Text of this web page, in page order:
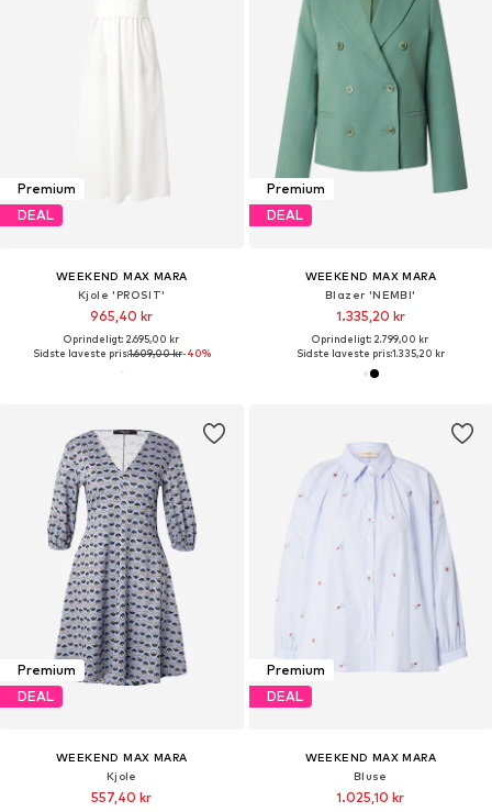
Premium
DEAL
WEEKEND MAX MARA
Kjole 'PROSIT'
965,40 kr
Oprindeligt: 2.695,00 kr
Sidste laveste pris:1.609,00 kr-40%
Premium
DEAL
WEEKEND MAX MARA
Blazer 'NEMBI'
1.335,20 kr
Oprindeligt: 2.799,00 kr
Sidste laveste pris:1.335,20 kr
Premium
DEAL
WEEKEND MAX MARA
Kjole
557,40 kr
Premium
DEAL
WEEKEND MAX MARA
Bluse
1.025,10 kr